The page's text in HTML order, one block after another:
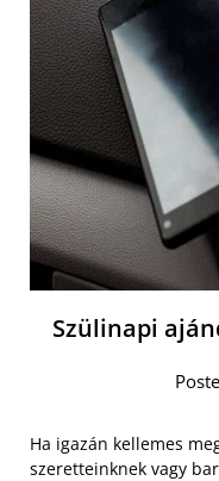
Szülinapi
Ha igazán kellemes
szeretteinknek vagy